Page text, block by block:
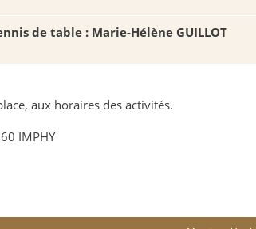
de table : Marie-Hélène GUILLOT
aux horaires des activités.
IMPHY